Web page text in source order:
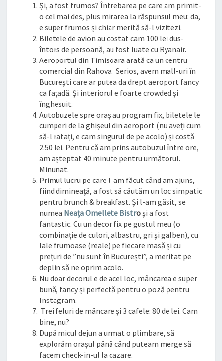
Și, a fost frumos? Întrebarea pe care am primit-
o cel mai des, plus mirarea la răspunsul meu: da,
e super frumos și chiar merită să-l vizitezi.
Biletele de avion au costat cam 100 lei dus-
întors de persoană, au fost luate cu Ryanair.
Aeroportul din Timisoara arată ca un centru
comercial din Rahova. Serios, avem mall-uri în
București care ar putea da drept aeroport fancy
ca fațadă. Și interiorul e foarte crowded și
înghesuit.
Autobuzele spre oraș au program fix, biletele le
cumperi de la ghișeul din aeroport (nu aveți cum
să-l ratați, e cam singurul de pe acolo) și costă
2.50 lei. Pentru că am prins autobuzul între ore,
am așteptat 40 minute pentru următorul.
Minunat.
Primul lucru pe care l-am făcut când am ajuns,
fiind dimineață, a fost să căutăm un loc simpatic
pentru brunch & breakfast. Și l-am găsit, se
numea Neața Omellete Bistroși a fost
fantastic. Cu un decor fix pe gustul meu (o
combinație de culori, albastru, gri și galben), cu
lale frumoase (reale) pe fiecare masă și cu
prețuri de ”nu sunt în București”, a meritat pe
deplin să ne oprim acolo.
Nu doar decorul e de acel loc, mâncarea e super
bună, fancy și perfectă pentru o poză pentru
Instagram.
Trei feluri de mâncare și 3 cafele: 80 de lei. Cam
bine, nu?
După micul dejun a urmat o plimbare, să
explorăm orașul până când puteam merge să
facem check-in-ul la cazare.